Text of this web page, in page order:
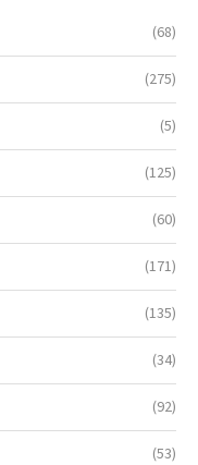
(68)
(275)
(5)
(125)
(60)
(171)
(135)
(34)
(92)
(53)